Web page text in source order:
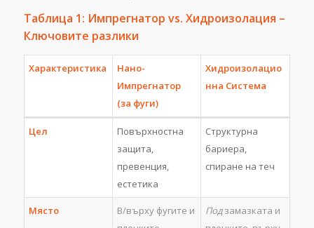
Таблица 1: Импрегнатор vs. Хидроизолация –
Ключовите разлики
Характеристика
Нано-
Импрегнатор
(за фуги)
Хидроизолацио
нна Система
Цел
Повърхностна
защита,
превенция,
естетика
Структурна
бариера,
спиране на теч
Място
В/върху фугите и
Подзамазката и